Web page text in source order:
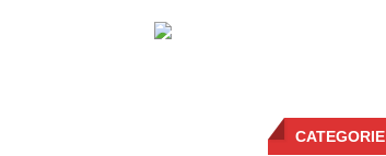
CATEGORIE